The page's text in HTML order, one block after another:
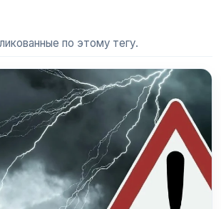
по этому тегу.